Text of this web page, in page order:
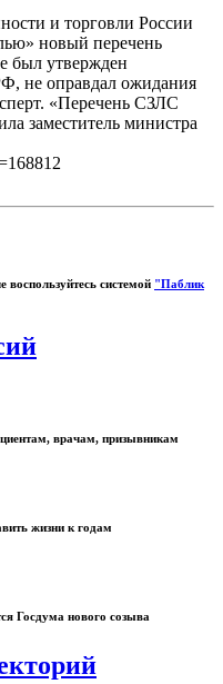
и торговли России
новый перечень
был утвержден
не оправдал ожидания
«Перечень СЗЛС
заместитель министра
системой "Паблик
врачам, призывникам
жизни к годам
Госдума нового созыва